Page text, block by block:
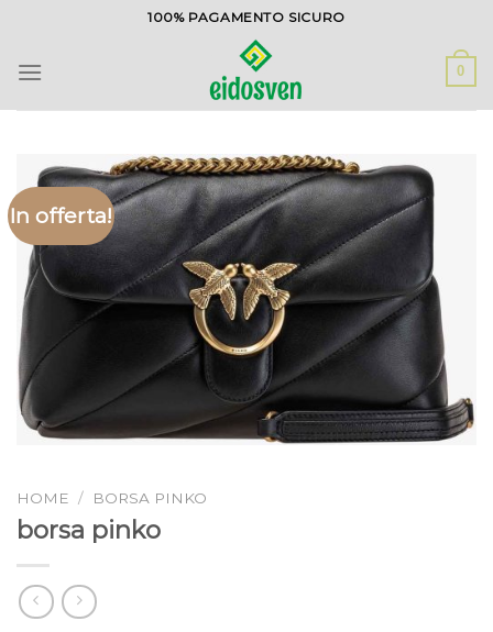
contenuti
100% PAGAMENTO SICURO
0
In offerta!
HOME / BORSA PINKO
borsa pinko